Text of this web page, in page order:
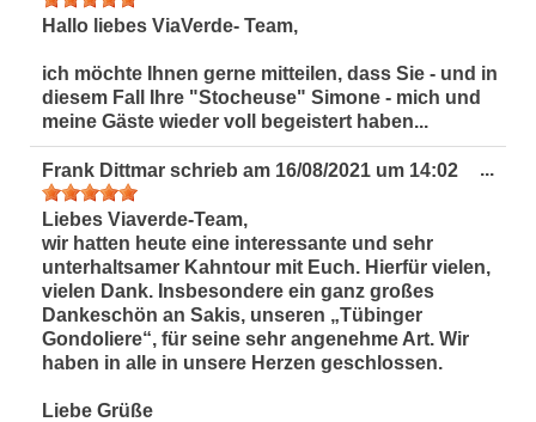
Hallo liebes ViaVerde- Team,
ich möchte Ihnen gerne mitteilen, dass Sie - und in
diesem Fall Ihre "Stocheuse" Simone - mich und
meine Gäste wieder voll begeistert haben...
Frank Dittmar schrieb am 16/08/2021 um 14:02
Liebes Viaverde-Team,
wir hatten heute eine interessante und sehr
unterhaltsamer Kahntour mit Euch. Hierfür vielen,
vielen Dank. Insbesondere ein ganz großes
Dankeschön an Sakis, unseren „Tübinger
Gondoliere“, für seine sehr angenehme Art. Wir
haben in alle in unsere Herzen geschlossen.
Liebe Grüße
...